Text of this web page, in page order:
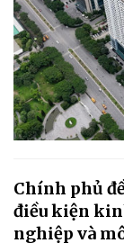
Chính phủ
điều kiện
nghiệp và